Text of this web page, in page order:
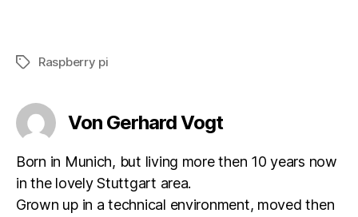
Schlagwörter
Raspberry pi
Von Gerhard Vogt
Born in Munich, but living more then 10 years now
in the lovely Stuttgart area.
Grown up in a technical environment, moved then